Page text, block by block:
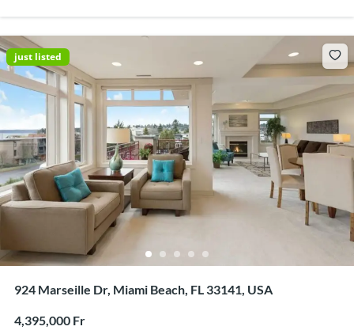
just listed
924 Marseille Dr, Miami Beach, FL 33141, USA
4,395,000 Fr